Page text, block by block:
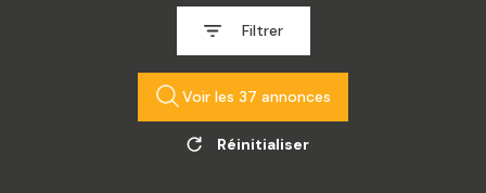
Filtrer
Voir les 37 annonces
Réinitialiser